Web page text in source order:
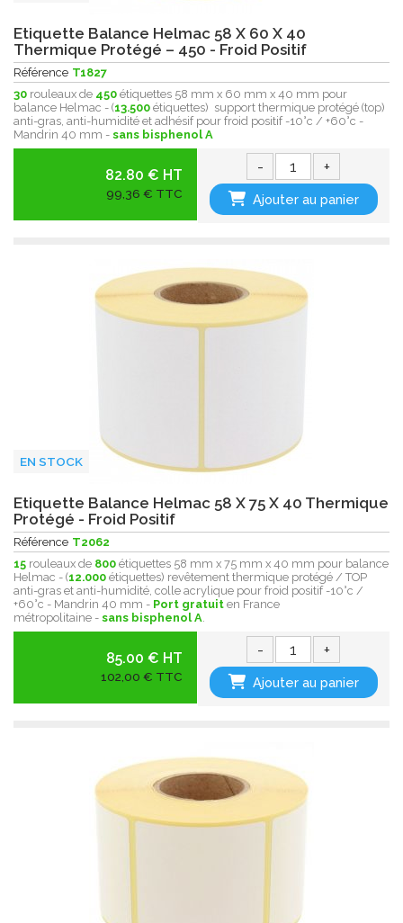
Etiquette Balance Helmac 58 X 60 X 40
Thermique Protégé – 450 - Froid Positif
Référence T1827
30 rouleaux de 450 étiquettes 58 mm x 60 mm x 40 mm pour
balance Helmac - (13.500 étiquettes) support thermique protégé (top)
anti-gras, anti-humidité et adhésif pour froid positif -10°c / +60°c -
Mandrin 40 mm - sans bisphenol A
82.80 € HT
99,36 € TTC
- +
Ajouter au panier
EN STOCK
Etiquette Balance Helmac 58 X 75 X 40 Thermique
Protégé - Froid Positif
Référence T2062
15 rouleaux de 800 étiquettes 58 mm x 75 mm x 40 mm pour balance
Helmac - (12.000 étiquettes) revêtement thermique protégé / TOP
anti-gras et anti-humidité, colle acrylique pour froid positif -10°c /
+60°c - Mandrin 40 mm - Port gratuit en France
métropolitaine - sans bisphenol A.
85.00 € HT
102,00 € TTC
- +
Ajouter au panier